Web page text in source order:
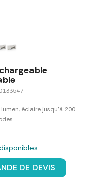
éclaire jusqu'à 200
DE DEVIS